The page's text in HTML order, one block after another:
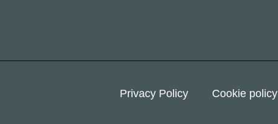
Privacy Policy Cookie policy